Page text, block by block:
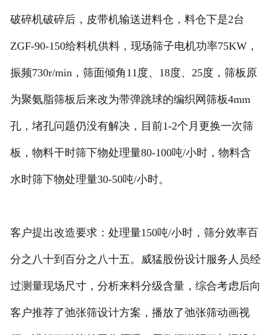
破碎机破碎后，皮带机输送进料仓，料仓下是2台
ZGF-90-150给料机供料，现场筛子电机功率75KW，
振频730r/min，筛面倾角11度、18度、25度，筛板原
为聚氨脂筛板后来改为带弹跳球的编织网筛板4mm
孔，堵孔问题仍没有解决，目前1-2个月更换一次筛
板，物料干时筛下物处理量80-100吨/小时，物料含
水时筛下物处理量30-50吨/小时。
客户提出改造要求：处理量150吨/小时，筛分效率百
分之八十到百分之八十五。威猛股份设计服务人员经
过测量现场尺寸，分析来料分级含量，综合考虑后向
客户推荐了弛张筛设计方案，播放了弛张筛动画视